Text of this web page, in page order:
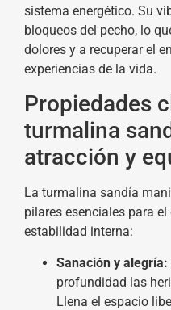
sistema energético. Su
bloqueos del pecho, lo
dolores y a recuperar el
experiencias de la vida.
Propiedades
turmalina
atracción y
La turmalina sandía
pilares esenciales para
estabilidad interna:
Sanación y alegría:
profundidad las
Llena el espacio